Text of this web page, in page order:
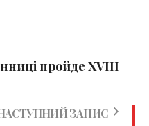
пройде XVIII
ЗАПИС